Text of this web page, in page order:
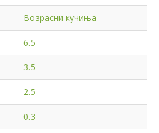
Возрасни кучиња
6.5
3.5
2.5
0.3